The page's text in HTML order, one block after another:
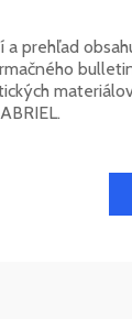
a prehľad